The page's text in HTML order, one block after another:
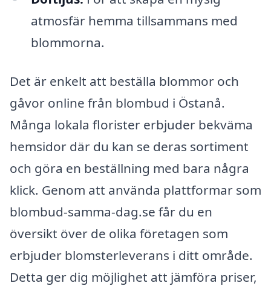
atmosfär hemma tillsammans med
blommorna.
Det är enkelt att beställa blommor och
gåvor online från blombud i Östanå.
Många lokala florister erbjuder bekväma
hemsidor där du kan se deras sortiment
och göra en beställning med bara några
klick. Genom att använda plattformar som
blombud-samma-dag.se får du en
översikt över de olika företagen som
erbjuder blomsterleverans i ditt område.
Detta ger dig möjlighet att jämföra priser,